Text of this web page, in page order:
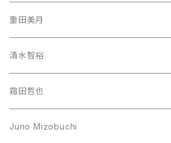
重田美月
清水智裕
霜田哲也
Juno Mizobuchi